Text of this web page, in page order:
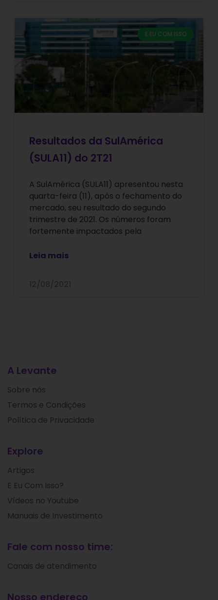
E EU COM ISSO
Resultados da SulAmérica
(SULA11) do 2T21
A SulAmérica (SULA11) apresentou nesta
quarta-feira (11), após o fechamento do
mercado, seu resultado do segundo
trimestre de 2021. Os números foram
fortemente impactados pela
Leia mais
A Levante
Sobre nós
Termos e Condições
Política de Privacidade
Explore
Artigos
E Eu Com Isso?
Vídeos no Youtube
Manuais de Investimento
Fale com nosso time:
Canais de atendimento
Nosso endereço